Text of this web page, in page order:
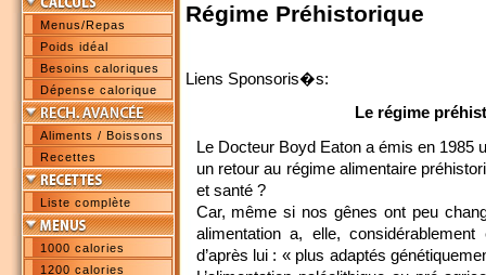
Menus/Repas
Poids idéal
Besoins caloriques
Dépense calorique
Aliments / Boissons
Recettes
Liste complète
1000 calories
1200 calories
Régime Préhistorique
Liens Sponsoris�s:
Le régime
Le Docteur Boyd Eaton a émis en 1985
un retour au régime alimentaire
et santé ?
Car, même si nos gênes ont peu
alimentation a, elle,
d’après lui : « plus adaptés